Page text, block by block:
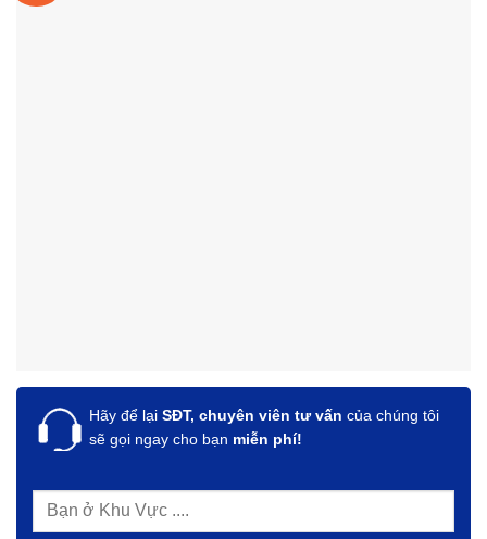
Hãy để lại SĐT, chuyên viên tư vấn của chúng tôi
sẽ gọi ngay cho bạn miễn phí!